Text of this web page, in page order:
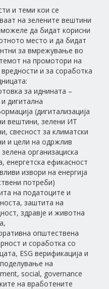
и теми кои се
на зелените вештини
да бидат корисни
место и да бидат
за вмрежување во
на промотори на
и за соработка
за иднината –
дигитална
(дигитализација
вештини, зелени ИТ
свесност за климатски
и цели на одржлив
зелена организациска
енергетска ефикасност
извори на енергија
потреби)
на податоците и
заштита на
здравје и животна
општествена
и соработка со
ESG верификација и
на
social, governance
на вработените